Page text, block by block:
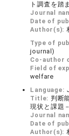
ト調査を踏
Journal
Date of
Author(s):
Type of
journal)
Co-author
Field of
welfare
Language:
Title: 判断
現状と課題
Journal
Date of
Author(s):